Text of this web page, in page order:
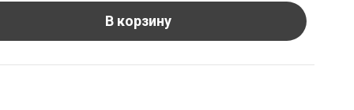
В корзину